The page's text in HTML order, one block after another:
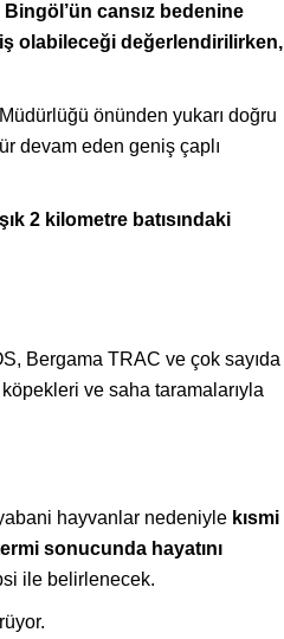
cansız bedenine
olabileceği değerlendirilirken,
önünden yukarı doğru
devam eden geniş çaplı
2 kilometre batısındaki
Bergama TRAC ve çok sayıda
ve saha taramalarıyla
hayvanlar nedeniyle kısmi
sonucunda hayatını
ile belirlenecek.